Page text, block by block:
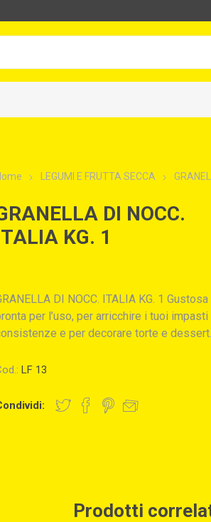
LEGUMI E FRUTTA SECCA
DI NOCC.
KG. 1
DI NOCC. ITALIA KG. 1
per l’uso, per arricchire i tuoi
e per decorare torte e dessert.
LF 13
Prodotti